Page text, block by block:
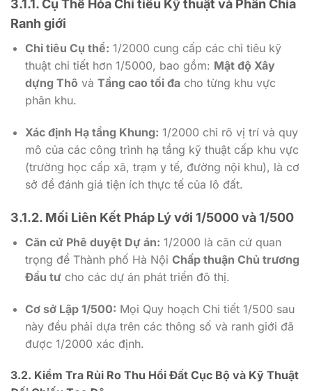
3.1.1. Cụ Thể Hóa Chỉ tiêu Kỹ thuật và Phân Chia
Ranh giới
Chỉ tiêu Cụ thể: 1/2000 cung cấp các chỉ tiêu kỹ
thuật chi tiết hơn 1/5000, bao gồm: Mật độ Xây
dựng Thô và Tầng cao tối đacho từng khu vực
phân khu.
Xác định Hạ tầng Khung: 1/2000 chỉ rõ vị trí và quy
mô của các công trình hạ tầng kỹ thuật cấp khu vực
(trường học cấp xã, trạm y tế, đường nội khu), là cơ
sở để đánh giá tiện ích thực tế của lô đất.
3.1.2. Mối Liên Kết Pháp Lý với 1/5000và1/500
Căn cứ Phê duyệt Dự án: 1/2000 là căn cứ quan
trọng để Thành phố Hà Nội Chấp thuận Chủ trương
Đầu tưcho các dự án phát triển đô thị.
Cơ sở Lập 1/500: Mọi Quy hoạch Chi tiết 1/500 sau
này đều phải dựa trên các thông số và ranh giới đã
được 1/2000 xác định.
3.2. Kiểm Tra Rủi Ro Thu Hồi Đất Cục Bộ và Kỹ Thuật